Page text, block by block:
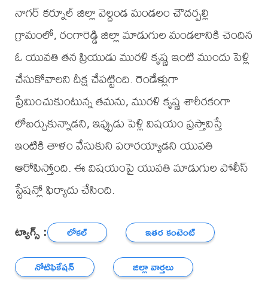
నాగర్ కర్నూల్ జిల్లా వెల్దండ మండలం చౌదర్పల్లి
గ్రామంలో, రంగారెడ్డి జిల్లా మాడుగుల మండలానికి చెందిన
ఓ యువతి తన ప్రియుడు మురళి కృష్ణ ఇంటి ముందు పెళ్లి
చేసుకోవాలని దీక్ష చేపట్టింది. రెండేళ్లుగా
ప్రేమించుకుంటున్న తమను, మురళి కృష్ణ శారీరకంగా
లోబర్చుకున్నాడని, ఇప్పుడు పెళ్లి విషయం ప్రస్తావిస్తే
ఇంటికి తాళం వేసుకుని పరారయ్యాడని యువతి
ఆరోపిస్తోంది. ఈ విషయంపై యువతి మాడుగుల పోలీస్
స్టేషన్లో ఫిర్యాదు చేసింది.
ట్యాగ్స్ : లోకల్
ఇతర కంటెంట్
నోటిఫికేషన్
జిల్లా వార్తలు